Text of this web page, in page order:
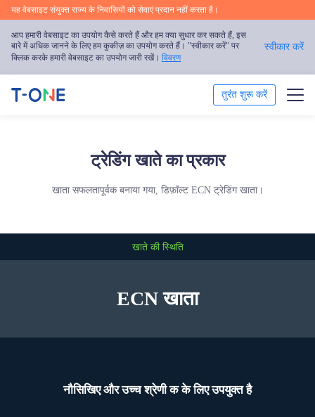
यह वेबसाइट संयुक्त राज्य के निवासियों को सेवाएं प्रदान नहीं करता है।
आप हमारी वेबसाइट का उपयोग कैसे करते हैं और हम क्या सुधार कर सकते हैं, इस
बारे में अधिक जानने के लिए हम कुकीज़ का उपयोग करते हैं। "स्वीकार करें" पर
क्लिक करके हमारी वेबसाइट का उपयोग जारी रखें। विवरण
स्वीकार करें
तुरंत शुरू करें
ट्रेडिंग खाते का प्रकार
खाता सफलतापूर्वक बनाया गया, डिफ़ॉल्ट ECN ट्रेडिंग खाता।
खाते की स्थिति
ECN खाता
नौसिखिए और उच्च श्रेणी क के लिए उपयुक्त है